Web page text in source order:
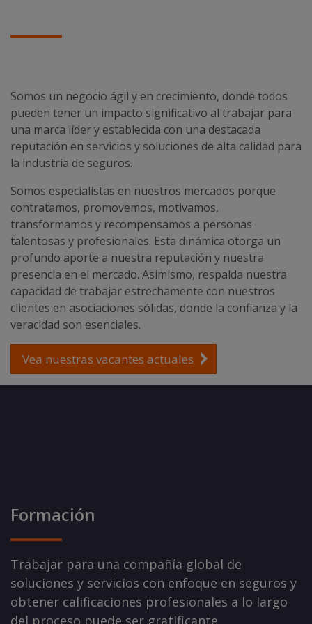
Somos un negocio ágil y en crecimiento, donde todos
pueden tener un impacto significativo al trabajar para
una marca líder y establecida con una destacada
reputación en servicios y soluciones de alta calidad para
la industria de seguros.
Somos especialistas en nuestros mercados porque
contratamos, promovemos, motivamos,
transformamos y recompensamos a personas
talentosas y profesionales. Esta dinámica otorga un
profundo aporte a nuestra reputación y nuestra
presencia en el mercado. Asimismo, respalda nuestra
capacidad de trabajar estrechamente con nuestros
clientes en asociaciones sólidas, donde la confianza y la
veracidad son esenciales.
Vea nuestras vacantes actuales
Formación
Trabajar para una compañía global de
soluciones y servicios con enfoque en seguros y
obtener calificaciones profesionales a lo largo
del proceso puede ser gratificante.